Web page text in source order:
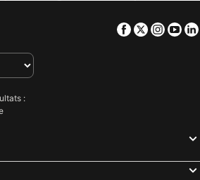
Facebook
Twitter
: